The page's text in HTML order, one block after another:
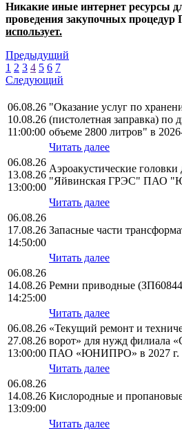
Никакие иные интернет ресурсы
проведения закупочных
использует.
Предыдущий
1 2 3 4 5 6 7
Следующий
06.08.26
10.08.26
11:00:00
"Оказание услуг по
(пистолетная заправка) по
объеме 2800 литров" в
Читать далее
06.08.26
13.08.26
13:00:00
Аэроакустические
"Яйвинская ГРЭС" ПАО
Читать далее
06.08.26
17.08.26
14:50:00
Запасные части
Читать далее
06.08.26
14.08.26
14:25:00
Ремни приводные
Читать далее
06.08.26
27.08.26
13:00:00
«Текущий ремонт и
ворот» для нужд филиала
ПАО «ЮНИПРО» в 2027 г.
Читать далее
06.08.26
14.08.26
13:09:00
Кислородные и
Читать далее